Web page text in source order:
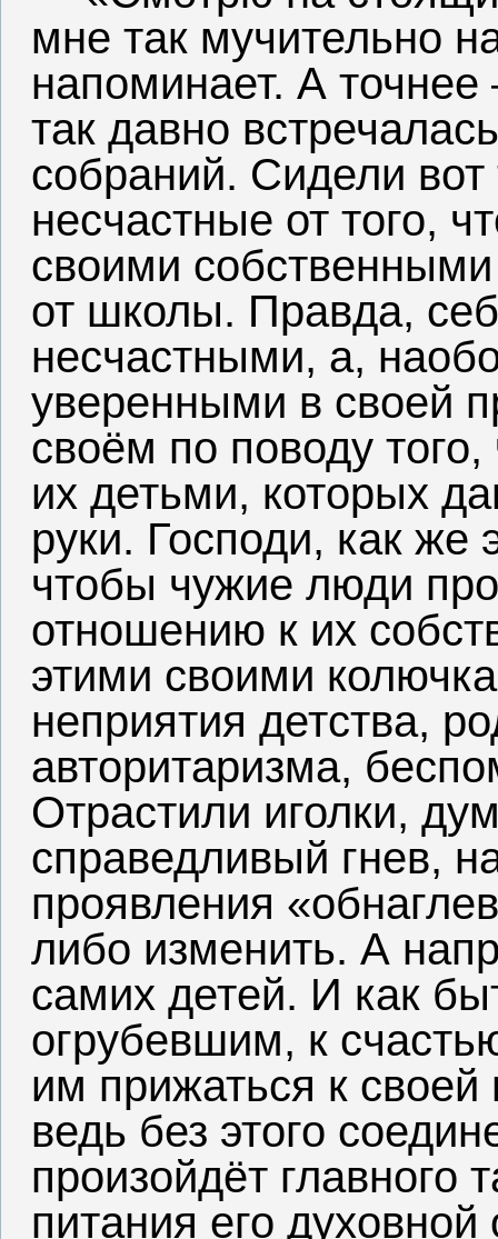
мне так мучительно
напоминает. А
так давно
собраний. Сидели
несчастные от того,
своими
от школы. Правда,
несчастными, а,
уверенными в своей
своём по поводу
их детьми, которых
руки. Господи, как же
чтобы чужие люди
отношению к их
этими своими
неприятия детства,
авторитаризма,
Отрастили иголки,
справедливый гнев,
проявления
либо изменить. А
самих детей. И как
огрубевшим, к
им прижаться к своей
ведь без этого
произойдёт главного
питания его